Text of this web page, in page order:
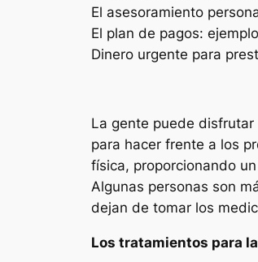
El asesoramiento
El plan de pagos:
Dinero urgente para
La gente puede
para hacer frente a los
física, proporcionando
Algunas personas son
dejan de tomar los
Los tratamientos para